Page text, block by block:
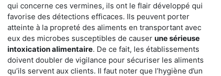
qui concerne ces vermines, ils ont le flair développé qui
favorise des détections efficaces. Ils peuvent porter
atteinte à la propreté des aliments en transportant avec
eux des microbes susceptibles de causer une sérieuse
intoxication alimentaire. De ce fait, les établissements
doivent doubler de vigilance pour sécuriser les aliments
qu’ils servent aux clients. Il faut noter que l’hygiène d’un